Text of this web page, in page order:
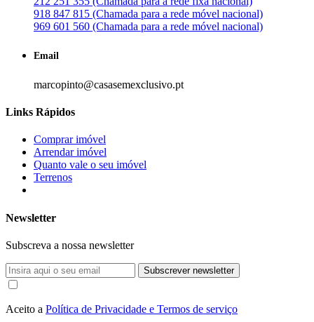
918 847 815 (Chamada para a rede móvel nacional)
969 601 560 (Chamada para a rede móvel nacional)
Email
marcopinto@casasemexclusivo.pt
Links Rápidos
Comprar imóvel
Arrendar imóvel
Quanto vale o seu imóvel
Terrenos
Newsletter
Subscreva a nossa newsletter
Subscrever newsletter
Aceito a Política de Privacidade e Termos de serviço